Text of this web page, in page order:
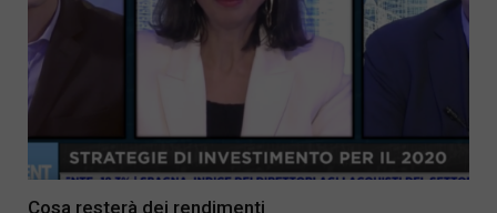
Cosa resterà dei rendimenti